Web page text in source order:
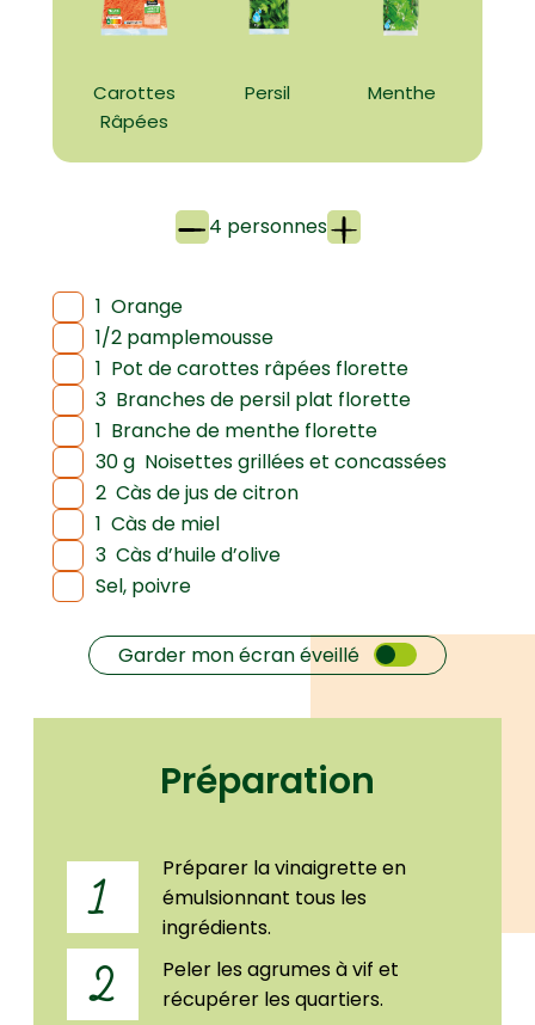
Carottes
Râpées
Persil Menthe
4 personnes
1 Orange
1/2 pamplemousse
1 Pot de carottes râpées florette
3 Branches de persil plat florette
1 Branche de menthe florette
30 g Noisettes grillées et concassées
2 Càs de jus de citron
1 Càs de miel
3 Càs d’huile d’olive
Sel, poivre
Garder mon écran éveillé
Préparation
1
Préparer la vinaigrette en
émulsionnant tous les
ingrédients.
2
Peler les agrumes à vif et
récupérer les quartiers.